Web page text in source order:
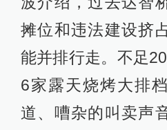
摊位和违法建设挤
能并排行走。不足
6家露天烧烤大排
道、嘈杂的叫卖声